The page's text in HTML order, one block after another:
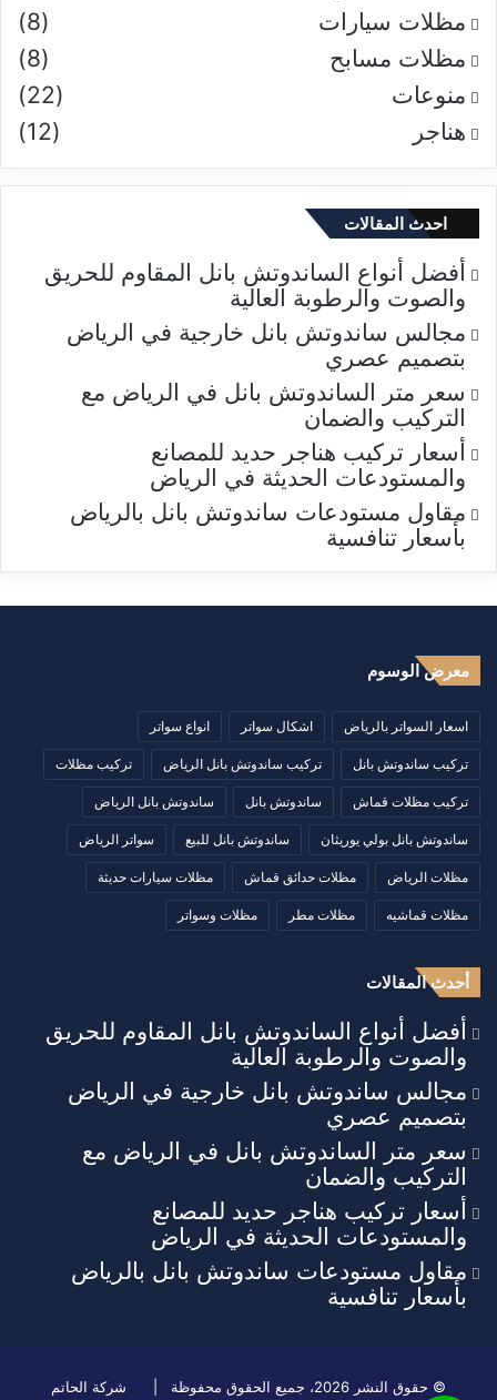
مظلات سيارات
(8)
مظلات مسابح
(8)
منوعات
(22)
هناجر
(12)
احدث المقالات
أفضل أنواع الساندوتش بانل المقاوم للحريق
والصوت والرطوبة العالية
مجالس ساندوتش بانل خارجية في الرياض
بتصميم عصري
سعر متر الساندوتش بانل في الرياض مع
التركيب والضمان
أسعار تركيب هناجر حديد للمصانع
والمستودعات الحديثة في الرياض
مقاول مستودعات ساندوتش بانل بالرياض
بأسعار تنافسية
معرض الوسوم
اسعار السواتر بالرياض اشكال سواتر انواع سواتر
تركيب ساندوتش بانل تركيب ساندوتش بانل الرياض تركيب مظلات
تركيب مظلات قماش ساندوتش بانل ساندوتش بانل الرياض
ساندوتش بانل بولي يوريثان ساندوتش بانل للبيع سواتر الرياض
مظلات الرياض مظلات حدائق قماش مظلات سيارات حديثة
مظلات قماشيه مظلات مطر مظلات وسواتر
أحدث المقالات
أفضل أنواع الساندوتش بانل المقاوم للحريق
والصوت والرطوبة العالية
مجالس ساندوتش بانل خارجية في الرياض
بتصميم عصري
سعر متر الساندوتش بانل في الرياض مع
التركيب والضمان
أسعار تركيب هناجر حديد للمصانع
والمستودعات الحديثة في الرياض
مقاول مستودعات ساندوتش بانل بالرياض
بأسعار تنافسية
© حقوق النشر 2026، جميع الحقوق محفوظة | شركة الحاتم